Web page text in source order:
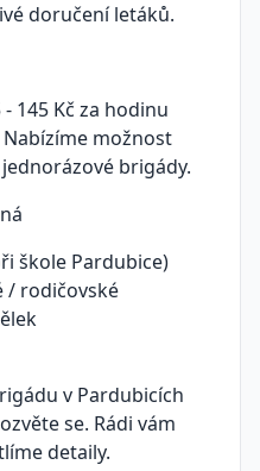
doručení letáků.
145 Kč za hodinu
možnost
brigády.
škole Pardubice)
/ rodičovské
v Pardubicích
se. Rádi vám
detaily.